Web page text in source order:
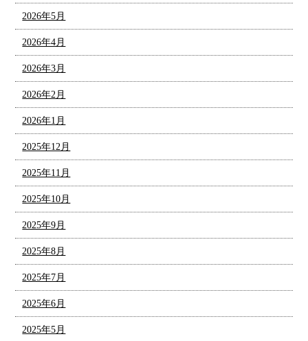
2026年5月
2026年4月
2026年3月
2026年2月
2026年1月
2025年12月
2025年11月
2025年10月
2025年9月
2025年8月
2025年7月
2025年6月
2025年5月